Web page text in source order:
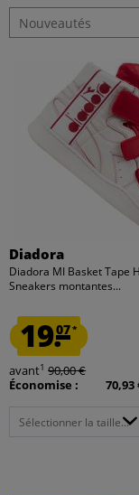
Diadora
Diadora MI Basket Tape
Sneakers montantes...
19.07*
avant1 90,00 €
Économise :
70,93
Sélectionner la taille...